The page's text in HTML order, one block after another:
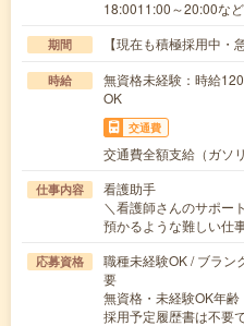
18:0011:00～20:00な
期間 【現在も積極採用中・
時給
無資格未経験：時給
OK
交通費
交通費全額支給（ガソ
仕事内容
看護助手
＼看護師さんのサポー
預かるような難しい仕
応募資格
職種未経験OK / ブラン
要
無資格・未経験OK年
採用予定履歴書は不要